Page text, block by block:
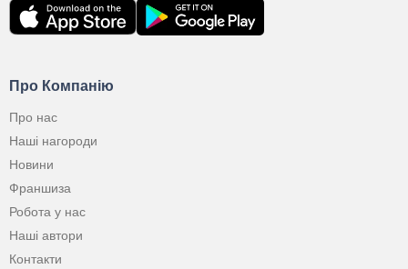
Про Компанію
Про нас
Наші нагороди
Новини
Франшиза
Робота у нас
Наші автори
Контакти